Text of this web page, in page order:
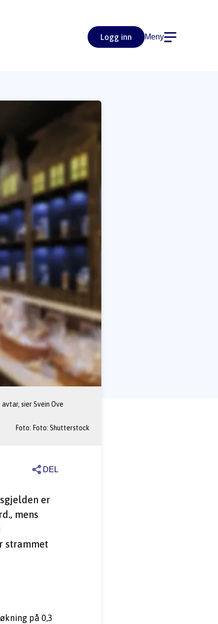
Logg inn Meny
DEL
er
mens
strammet
sier Svein Ove
Foto: Foto: Shutterstock
på 0,3